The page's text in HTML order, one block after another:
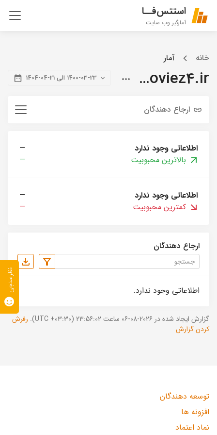
استتس‌فــا
آمارگیر وب سایت
خانه آمار
citymoviez4.ir 1400-03-23 الی 21-04-1404
ارجاع دهندگان
اطلاعاتی وجود ندارد
—
بالاترین محبوبیت
—
اطلاعاتی وجود ندارد
—
کمترین محبوبیت
—
ارجاع دهندگان
اطلاعاتی وجود ندارد.
گزارش ایجاد شده در 2026-08-06 ساعت 23:56:02 (UTC +03:30).
رفرش
کردن گزارش
توسعه دهندگان
افزونه ها
نماد اعتماد
نظرسنجی